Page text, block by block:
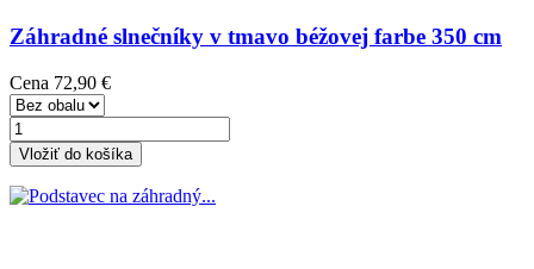
Záhradné slnečníky v tmavo béžovej farbe 350 cm
Cena 72,90 €
Vložiť do košíka